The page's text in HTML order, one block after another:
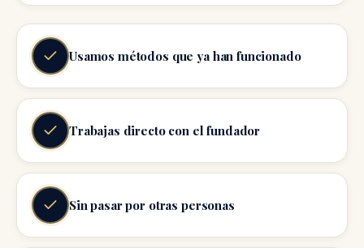
Usamos métodos que ya han funcionado
Trabajas directo con el fundador
Sin pasar por otras personas